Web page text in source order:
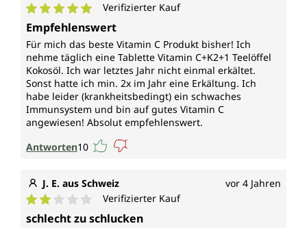
Durchschnittliche Bewertung von 5 von 5 Sternen
Verifizierter Kauf
Empfehlenswert
Für mich das beste Vitamin C Produkt bisher! Ich
nehme täglich eine Tablette Vitamin C+K2+1 Teelöffel
Kokosöl. Ich war letztes Jahr nicht einmal erkältet.
Sonst hatte ich min. 2x im Jahr eine Erkältung. Ich
habe leider (krankheitsbedingt) ein schwaches
Immunsystem und bin auf gutes Vitamin C
angewiesen! Absolut empfehlenswert.
Antworten10
J. E. aus Schweiz vor 4 Jahren
Durchschnittliche Bewertung von 2 von 5 Sternen
Verifizierter Kauf
schlecht zu schlucken